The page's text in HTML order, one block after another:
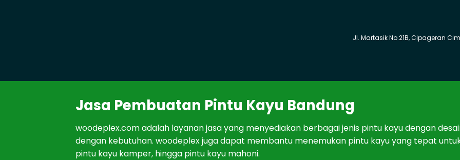
Jl. Martasik No.21B, Cipageran
Jasa Pembuatan Pintu Kayu Bandung
woodeplex.com adalah layananjasayang menyediakan berbagaijenis pintu kayudengandes
dengan kebutuhan. woodeplexjugadapat membantu menemukan pintu kayuyang tepat unt
pintu kayu kamper, hingga pintu kayu mahoni.